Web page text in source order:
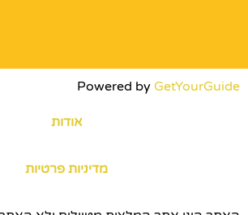
Powered by GetYourGuide
אודות
מדיניות פרטיות